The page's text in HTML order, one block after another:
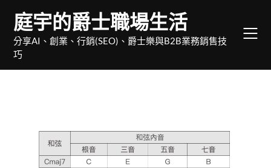
content
庭宇的爵士職場生活
分享AI、創業、行銷(SEO)、爵士樂與B2B業務銷售技
巧